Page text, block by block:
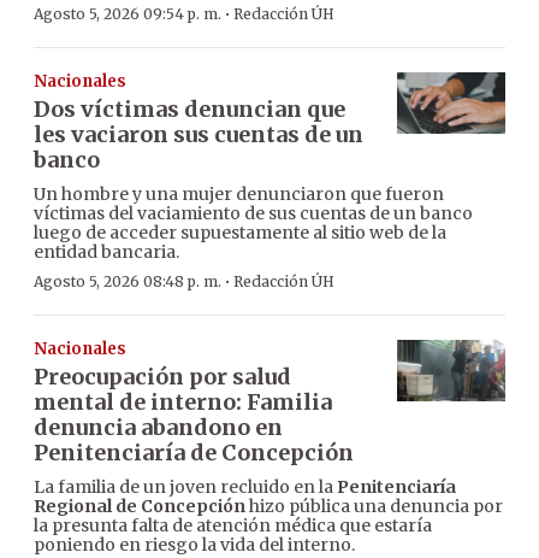
Agosto 5, 2026 09:54 p. m. · Redacción ÚH
Nacionales
Dos víctimas denuncian que
les vaciaron sus cuentas de un
banco
Un hombre y una mujer denunciaron que fueron
víctimas del vaciamiento de sus cuentas de un banco
luego de acceder supuestamente al sitio web de la
entidad bancaria.
Agosto 5, 2026 08:48 p. m. · Redacción ÚH
Nacionales
Preocupación por salud
mental de interno: Familia
denuncia abandono en
Penitenciaría de Concepción
La familia de un joven recluido en la Penitenciaría
Regional de Concepciónhizo pública una denuncia por
la presunta falta de atención médica que estaría
poniendo en riesgo la vida del interno.